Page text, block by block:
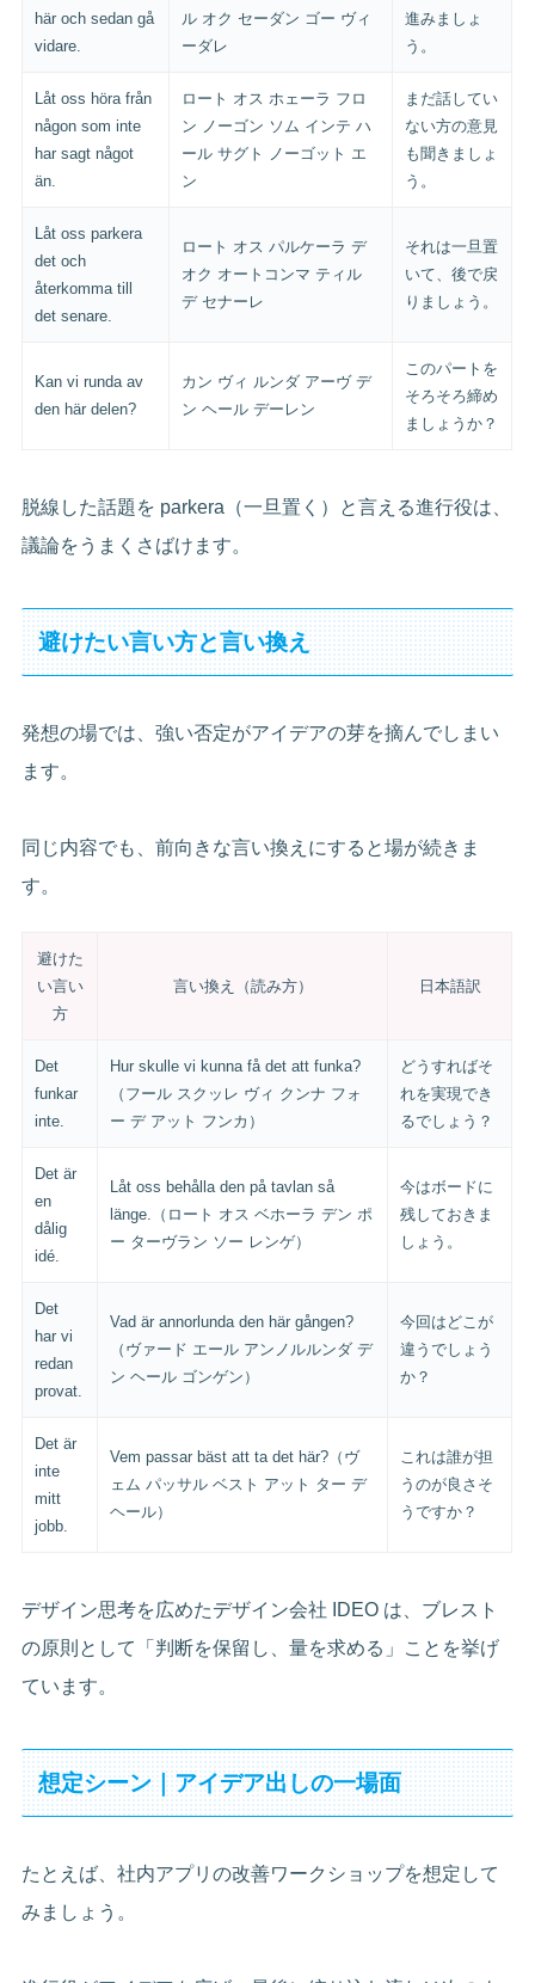
här och sedan gå
vidare.
ル オク セーダン ゴー ヴィ
ーダレ
進みましょ
う。
Låt oss höra från
någon som inte
har sagt något
än.
ロート オス ホェーラ フロ
ン ノーゴン ソム インテ ハ
ール サグト ノーゴット エ
ン
まだ話してい
ない方の意見
も聞きましょ
う。
Låt oss parkera
det och
återkomma till
det senare.
ロート オス パルケーラ デ
オク オートコンマ ティル
デ セナーレ
それは一旦置
いて、後で戻
りましょう。
Kan vi runda av
den här delen?
カン ヴィ ルンダ アーヴ デ
ン ヘール デーレン
このパートを
そろそろ締め
ましょうか？
脱線した話題を parkera（一旦置く）と言える進行役は、
議論をうまくさばけます。
避けたい言い方と言い換え
発想の場では、強い否定がアイデアの芽を摘んでしまい
ます。
同じ内容でも、前向きな言い換えにすると場が続きま
す。
避けた
い言い
方
言い換え（読み方） 日本語訳
Det
funkar
inte.
Hur skulle vi kunna få det att funka?
（フール スクッレ ヴィ クンナ フォ
ー デ アット フンカ）
どうすればそ
れを実現でき
るでしょう？
Det är
en
dålig
idé.
Låt oss behålla den på tavlan så
länge.（ロート オス ベホーラ デン ポ
ー ターヴラン ソー レンゲ）
今はボードに
残しておきま
しょう。
Det
har vi
redan
provat.
Vad är annorlunda den här gången?
（ヴァード エール アンノルルンダ デ
ン ヘール ゴンゲン）
今回はどこが
違うでしょう
か？
Det är
inte
mitt
jobb.
Vem passar bäst att ta det här?（ヴ
ェム パッサル ベスト アット ター デ
ヘール）
これは誰が担
うのが良さそ
うですか？
デザイン思考を広めたデザイン会社 IDEO は、ブレスト
の原則として「判断を保留し、量を求める」ことを挙げ
ています。
想定シーン｜アイデア出しの一場面
たとえば、社内アプリの改善ワークショップを想定して
みましょう。